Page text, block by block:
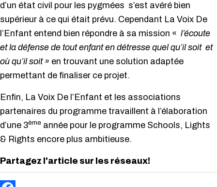
d’un état civil pour les pygmées s’est avéré bien
supérieur à ce qui était prévu. Cependant La Voix De
l’Enfant entend bien répondre à sa mission « l’écoute
et la défense de tout enfant en détresse quel qu’il soit et
où qu’il soit » en trouvant une solution adaptée
permettant de finaliser ce projet.
Enfin, La Voix De l’Enfant et les associations
partenaires du programme travaillent à l’élaboration
d’une 3ème année pour le programme Schools, Lights
& Rights encore plus ambitieuse.
Partagez l'article sur les réseaux!